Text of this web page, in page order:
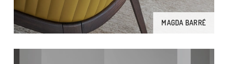
MAGDA BARRÉ